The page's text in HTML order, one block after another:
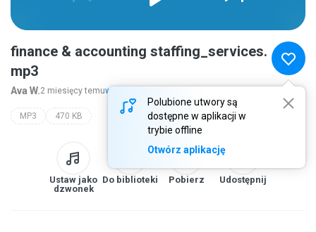
Polubione utwory są
dostępne w aplikacji w
trybie offline
Otwórz aplikację
finance & accounting staffing_services.
mp3
Ava W.2 miesięcy temuwięcej...
MP3 470 KB
Ustaw jako
dzwonek
Do biblioteki Pobierz Udostępnij